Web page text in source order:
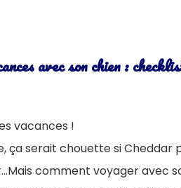
avec son chien :
vacances !
ça serait chouette si Cheddar
comment voyager avec